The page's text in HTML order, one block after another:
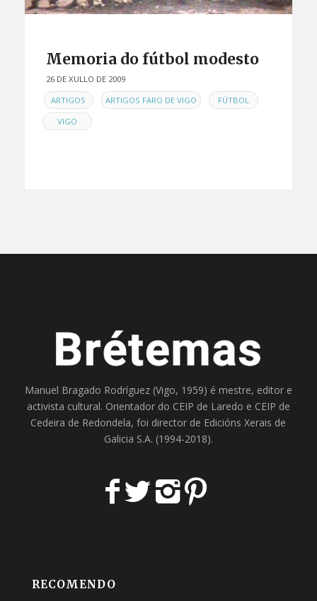
Memoria do fútbol modesto
26 DE XULLO DE 2009
EN ARTIGOS , ARTIGOS FARO DE VIGO , FÚTBOL ,
VIGO
Manuel Bragado Rodríguez (Vigo, 1959) é mestre, editor e
activista cultural. Orientador do CEIP de Laredo e CEIP de
Cedeira de Redondela, foi director de Edicións Xerais de
Galicia S.A. (1994-2018).
RECOMENDO